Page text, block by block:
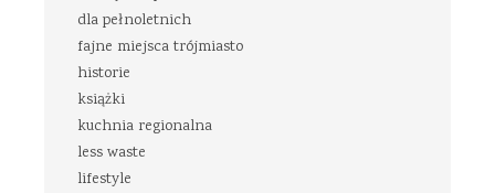
dla pełnoletnich
fajne miejsca trójmiasto
historie
książki
kuchnia regionalna
less waste
lifestyle